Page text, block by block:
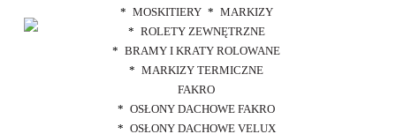
MOSKITIERY
MARKIZY
ROLETY ZEWNĘTRZNE
BRAMY I KRATY ROLOWANE
MARKIZY TERMICZNE
FAKRO
OSŁONY DACHOWE FAKRO
OSŁONY DACHOWE VELUX